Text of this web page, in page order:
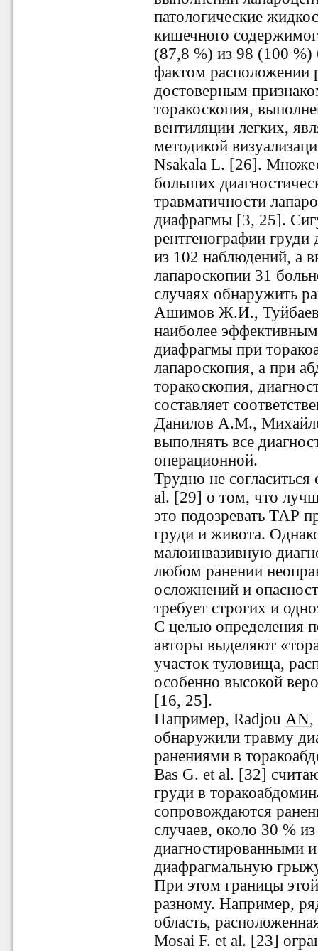
патологические
кишечного
(87,8 %) из 98 (100 %)
фактом расположении
достоверным
торакоскопия,
вентиляции легких,
методикой
Nsakala L. [26].
больших
травматичности
диафрагмы [3, 25].
рентгенографии
из 102 наблюдений, а
лапароскопии 31
случаях обнаружить
Ашимов Ж.И., Туйбаев
наиболее
диафрагмы при
лапароскопия, а при
торакоскопия,
составляет
Данилов А.М.,
выполнять все
операционной.
Трудно не
al. [29] о том, что
это подозревать ТАР
груди и живота.
малоинвазивную
любом ранении
осложнений и
требует строгих и
С целью определения
авторы выделяют
участок туловища,
особенно высокой
[16, 25].
Например, RadjouAN,
обнаружили травму
ранениями в
Bas G. et al. [32]
груди в
сопровождаются
случаев, около 30 %
диагностированными
диафрагмальную
При этом границы
разному. Например,
область,
Mosai F. et al. [23]